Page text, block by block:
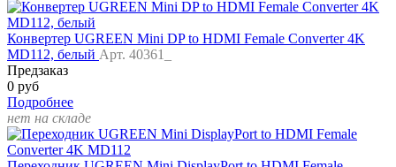
Конвертер UGREEN Mini DP to HDMI Female Converter 4K
MD112, белый Арт. 40361_
Предзаказ
0 руб
Подробнее
нет на складе